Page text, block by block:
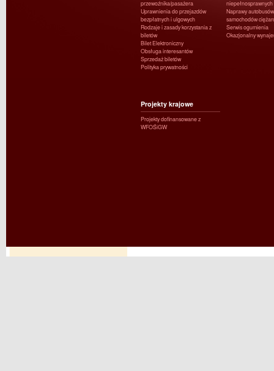
przewoźnika/pasażera
Uprawnienia do przejazdów
bezpłatnych i ulgowych
Rodzaje i zasady korzystania z
biletów
Bilet Elektroniczny
Obsługa interesantów
Sprzedaż biletów
Polityka prywatności
niepełnosprawnych
Naprawy
samochodów
Serwis ogumienia
Okazjonalny
Projekty krajowe
Projekty dofinansowane z
WFOŚiGW